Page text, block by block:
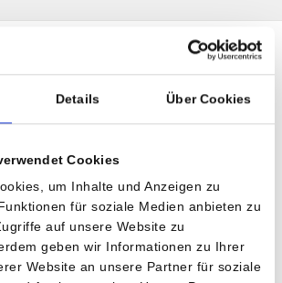
Details Über Cookies
Cookies
um Inhalte und Anzeigen zu
für soziale Medien anbieten zu
auf unsere Website zu
geben wir Informationen zu Ihrer
Website an unsere Partner für soziale